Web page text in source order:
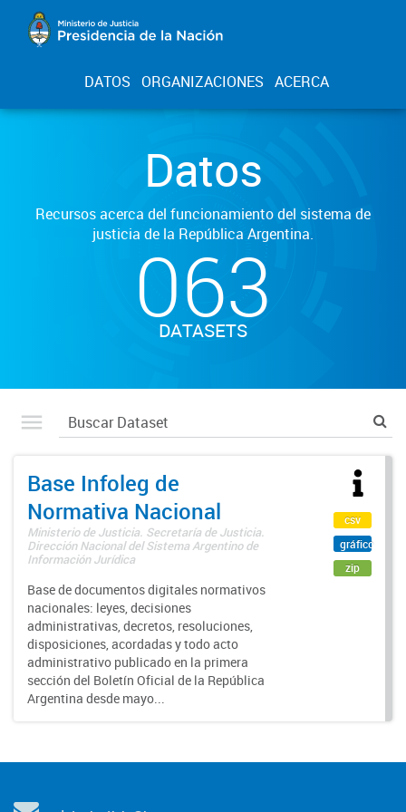
DATOS ORGANIZACIONES ACERCA
Datos
Recursos acerca del funcionamiento del sistema de
justicia de la República Argentina.
063
DATASETS
Base Infoleg de
Normativa Nacional
Ministerio de Justicia. Secretaría de Justicia.
Dirección Nacional del Sistema Argentino de
Información Jurídica
Base de documentos digitales normativos
nacionales: leyes, decisiones
administrativas, decretos, resoluciones,
disposiciones, acordadas y todo acto
administrativo publicado en la primera
sección del Boletín Oficial de la República
Argentina desde mayo...
csv
gráfico
zip